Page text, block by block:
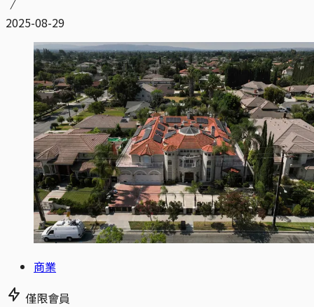
2025-08-29
商業
僅限會員